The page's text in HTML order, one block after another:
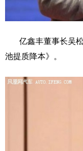
亿鑫丰董事长吴
池提质降本》。